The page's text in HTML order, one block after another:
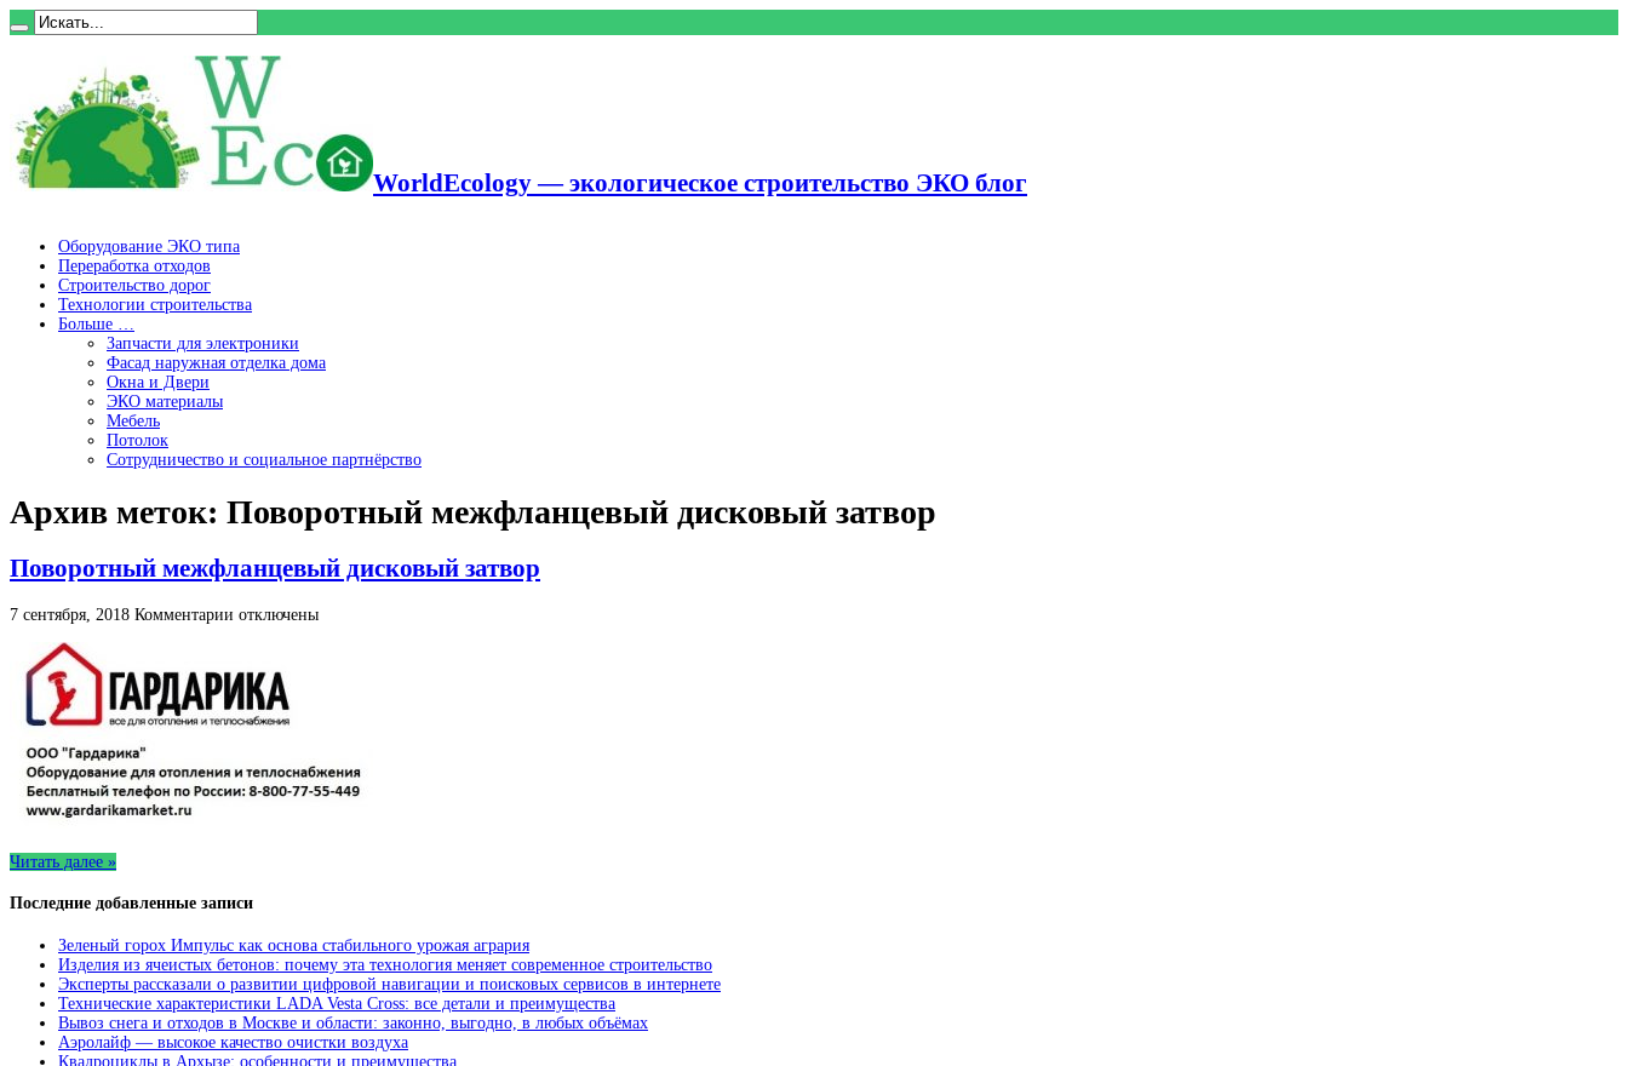
WorldEcology — экологическое строительство ЭКО блог
Оборудование ЭКО типа
Переработка отходов
Строительство дорог
Технологии строительства
Больше …
Запчасти для электроники
Фасад наружная отделка дома
Окна и Двери
ЭКО материалы
Мебель
Потолок
Сотрудничество и социальное партнёрство
Архив меток: Поворотный межфланцевый дисковый затвор
Поворотный межфланцевый дисковый затвор
7 сентября, 2018 Комментарии к
межфланцевый
дисковый
затвор
отключены
Читать далее »
Последние добавленные записи
Зеленый горох Импульс как основа стабильного урожая агрария
Изделия из ячеистых бетонов: почему эта технология меняет современное строительство
Эксперты рассказали о развитии цифровой навигации и поисковых сервисов в интернете
Технические характеристики LADA Vesta Cross: все детали и преимущества
Вывоз снега и отходов в Москве и области: законно, выгодно, в любых объёмах
Аэролайф — высокое качество очистки воздуха
Квадроциклы в Архызе: особенности и преимущества